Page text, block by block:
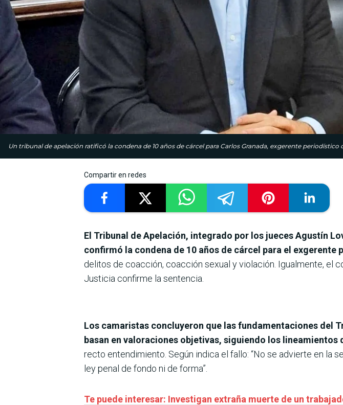
Un tribunal de apelación ratificó la condena de 10 años de cárcel para Carlos Granada, exgerente periodístico
Compartir en redes
El Tribunal de Apelación, integrado por los jueces Agustín
confirmó la condena de 10 años de cárcel para el exgerente
delitos de coacción, coacción sexual y violación. Igualmente, el
Justicia confirme la sentencia.
Los camaristas concluyeron que las fundamentaciones del
basan en valoraciones objetivas, siguiendo los lineamientos
recto entendimiento. Según indica el fallo: “No se advierte en la
ley penal de fondo ni de forma”.
Te puede interesar: Investigan extraña muerte de un